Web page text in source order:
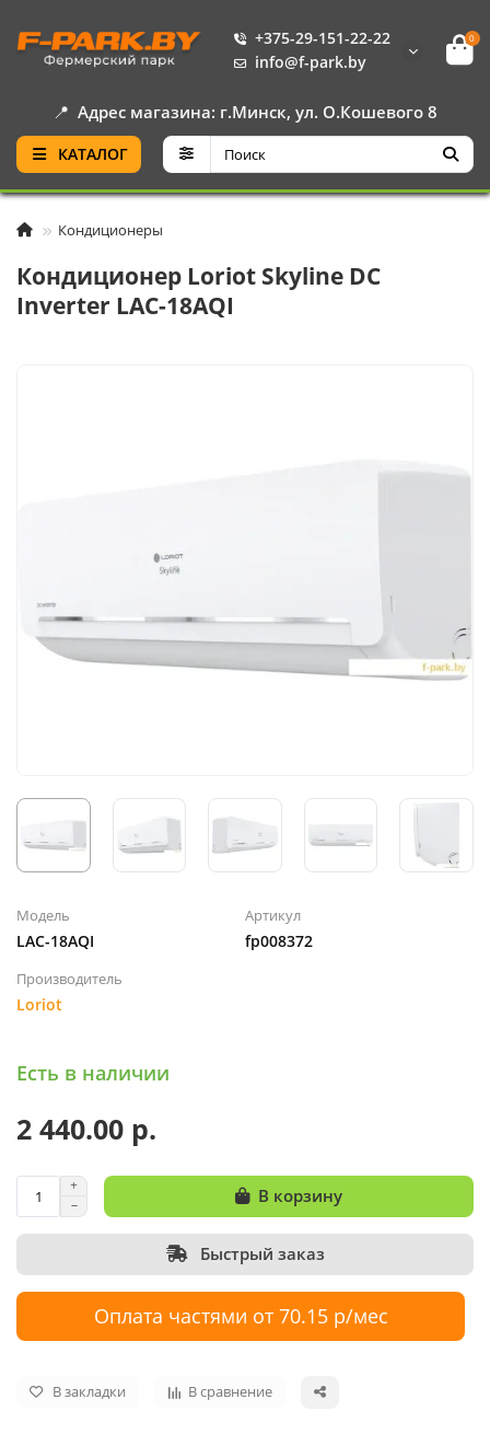
+375-29-151-22-22
info@f-park.by
0
📍 Адрес магазина: г.Минск, ул. О.Кошевого 8
КАТАЛОГ
Кондиционеры
Кондиционер Loriot Skyline DC
Inverter LAC-18AQI
Модель
LAC-18AQI
Артикул
fp008372
Производитель
Loriot
Есть в наличии
2 440.00 р.
В корзину
Быстрый заказ
Оплата частями от 70.15 р/мес
В закладки В сравнение